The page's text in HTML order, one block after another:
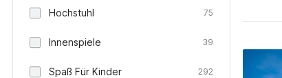
Hochstuhl 75
Innenspiele 39
Spaß Für Kinder 292